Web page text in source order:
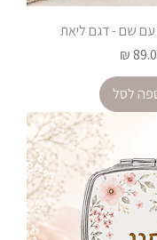
עם שם - דגם ליאת
לסל